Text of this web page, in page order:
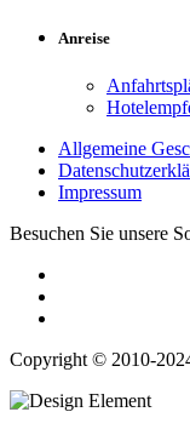
Anreise
Allgemeine
Impressum
Besuchen Sie unsere
Copyright © 2010-